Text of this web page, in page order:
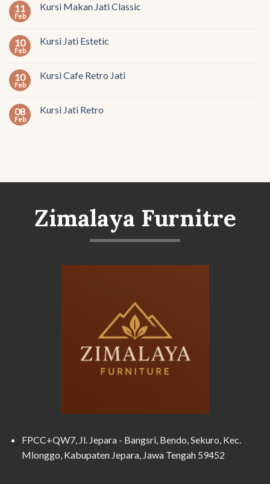
11
Feb
Kursi Makan Jati Classic
10
Feb
Kursi Jati Estetic
10
Feb
Kursi Cafe Retro Jati
08
Feb
Kursi Jati Retro
Zimalaya Furnitre
FPCC+QW7, Jl. Jepara - Bangsri, Bendo, Sekuro, Kec.
Mlonggo, Kabupaten Jepara, Jawa Tengah 59452